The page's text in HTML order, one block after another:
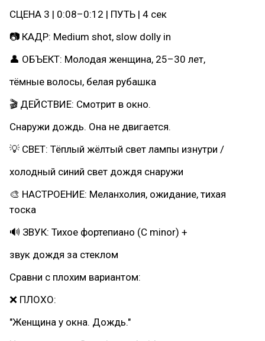
СЦЕНА 3 | 0:08–0:12 | ПУТЬ | 4 сек
📷 КАДР: Medium shot, slow dolly in
👤 ОБЪЕКТ: Молодая женщина, 25–30 лет,
тёмные волосы, белая рубашка
🎬 ДЕЙСТВИЕ: Смотрит в окно.
Снаружи дождь. Она не двигается.
💡 СВЕТ: Тёплый жёлтый свет лампы изнутри /
холодный синий свет дождя снаружи
🎨 НАСТРОЕНИЕ: Меланхолия, ожидание, тихая
тоска
🔊 ЗВУК: Тихое фортепиано (C minor) +
звук дождя за стеклом
Сравни с плохим вариантом:
❌ ПЛОХО:
"Женщина у окна. Дождь."